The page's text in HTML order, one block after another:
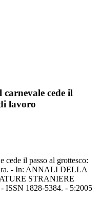
cede il
lavoro
cede il passo al grottesco:
- In: ANNALI DELLA
STRANIERE
1828-5384. - 5:2005